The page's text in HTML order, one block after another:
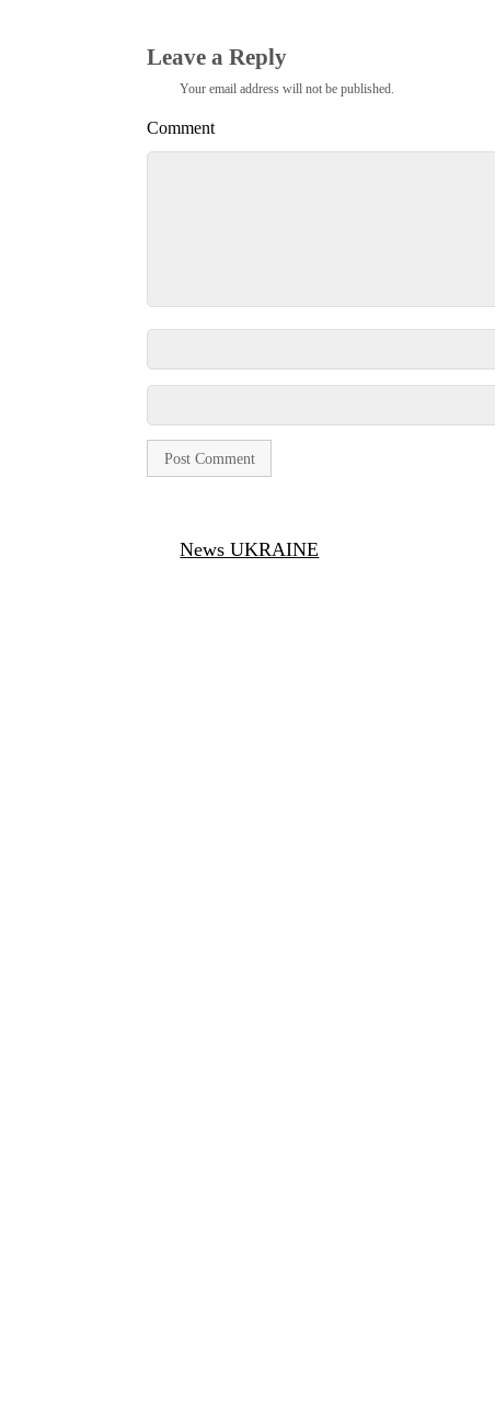
Leave a Reply
Your email address will not be published.
Comment
News UKRAINE